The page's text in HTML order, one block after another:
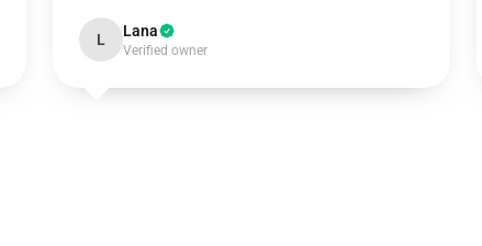
L Lana
Verified owner